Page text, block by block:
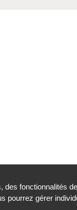
fonctionnalités
pourrez gérer